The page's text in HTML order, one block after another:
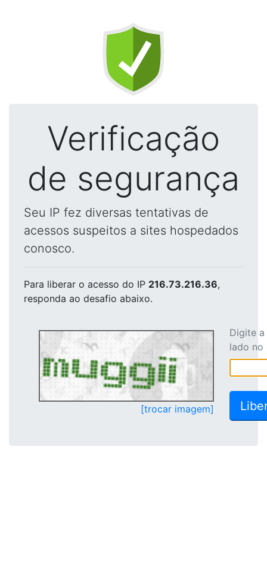
Verificação
de segurança
Seu IP fez diversas tentativas de
acessos suspeitos a sites hospedados
conosco.
Para liberar o acesso do IP 216.73.216.36,
responda ao desafio abaixo.
[trocar imagem]
Digite
lado no